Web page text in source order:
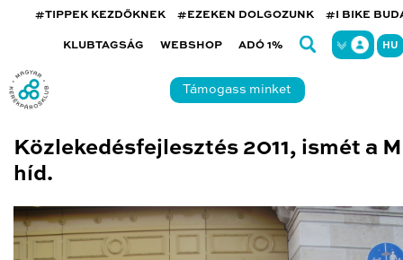
#TIPPEK KEZDŐKNEK #EZEKEN DOLGOZUNK #I BIKE
KLUBTAGSÁG WEBSHOP ADÓ 1% HU
Támogass minket
Közlekedésfejlesztés 2011, ismét a
híd.